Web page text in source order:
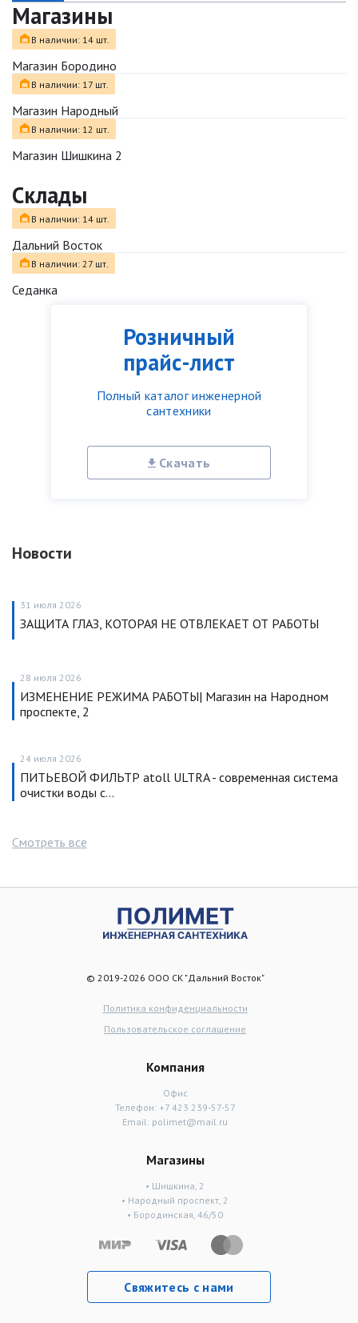
Розничный
прайс-лист
Полный каталог инженерной
сантехники
Скачать
Новости
31 июля 2026
ЗАЩИТА ГЛАЗ, КОТОРАЯ НЕ ОТВЛЕКАЕТ ОТ РАБОТЫ
28 июля 2026
ИЗМЕНЕНИЕ РЕЖИМА РАБОТЫ| Магазин на Народном
проспекте, 2
24 июля 2026
ПИТЬЕВОЙ ФИЛЬТР atoll ULTRA - современная система
очистки воды с…
Смотреть все
Магазины
В наличии: 14 шт.
Магазин Бородино
В наличии: 17 шт.
Магазин Народный
В наличии: 12 шт.
Магазин Шишкина 2
Склады
В наличии: 14 шт.
Дальний Восток
В наличии: 27 шт.
Седанка
© 2019-2026 ООО СК "Дальний Восток"
Политика конфиденциальности
Пользовательское соглашение
Компания
Офис
Телефон: +7 423 239-57-57
Email: polimet@mail.ru
Магазины
• Шишкина, 2
• Народный проспект, 2
• Бородинская, 46/50
Свяжитесь с нами